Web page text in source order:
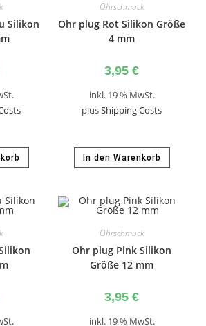
Silikon
Ohrschmuck
Ohr plug Rot Silikon Größe
4 mm
3,95 €
inkl. 19 % MwSt.
plusShipping Costs
In den Warenkorb
Ohrschmuck
Ohr plug Pink Silikon
Größe 12 mm
3,95 €
inkl. 19 % MwSt.